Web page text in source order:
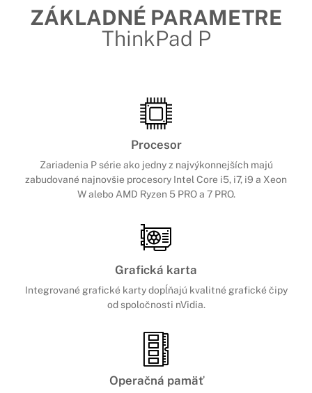
ZÁKLADNÉ PARAMETRE
ThinkPad P
Procesor
Zariadenia P série ako jedny z najvýkonnejších majú
zabudované najnovšie procesory Intel Core i5, i7, i9 a Xeon
W alebo AMD Ryzen 5 PRO a 7 PRO.
Grafická karta
Integrované grafické karty dopĺňajú kvalitné grafické čipy
od spoločnosti nVidia.
Operačná pamäť